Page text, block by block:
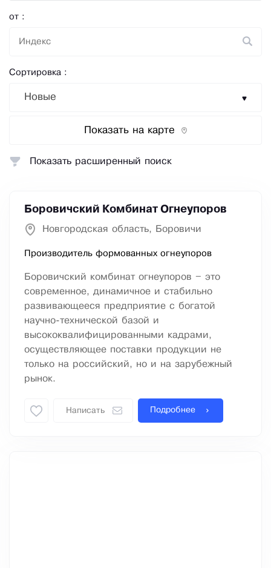
от :
Сортировка :
Новые
Показать на карте
Боровичский Комбинат Огнеупоров
Новгородская область, Боровичи
Производитель формованных огнеупоров
Боровичский комбинат огнеупоров – это
современное, динамичное и стабильно
развивающееся предприятие с богатой
научно-технической базой и
высококвалифицированными кадрами,
осуществляющее поставки продукции не
только на российский, но и на зарубежный
рынок.
Написать Подробнее
Показать расширенный поиск